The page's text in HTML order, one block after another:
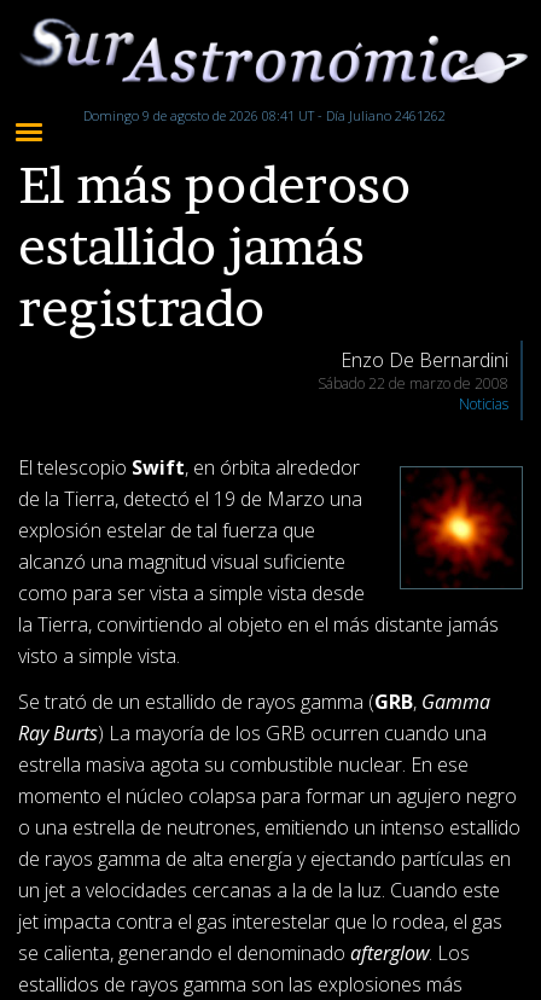
Domingo 9 de agosto de 2026 08:41 UT - Día Juliano 2461262
El más poderoso
estallido jamás
registrado
Enzo De Bernardini
Sábado 22 de marzo de 2008
Noticias
El telescopio Swift, en órbita alrededor
de la Tierra, detectó el 19 de Marzo una
explosión estelar de tal fuerza que
alcanzó una magnitud visual suficiente
como para ser vista a simple vista desde
la Tierra, convirtiendo al objeto en el más distante jamás
visto a simple vista.
Se trató de un estallido de rayos gamma (GRB, Gamma
Ray Burts) La mayoría de los GRB ocurren cuando una
estrella masiva agota su combustible nuclear. En ese
momento el núcleo colapsa para formar un agujero negro
o una estrella de neutrones, emitiendo un intenso estallido
de rayos gamma de alta energía y ejectando partículas en
un jet a velocidades cercanas a la de la luz. Cuando este
jet impacta contra el gas interestelar que lo rodea, el gas
se calienta, generando el denominado afterglow. Los
estallidos de rayos gamma son las explosiones más